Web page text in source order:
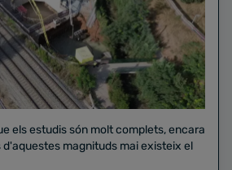
els estudis són molt complets, encara
d'aquestes magnituds mai existeix el